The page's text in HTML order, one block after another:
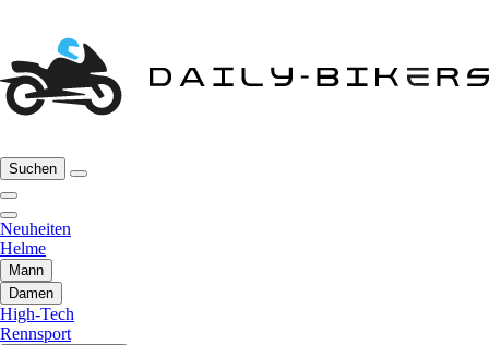
Suchen
Neuheiten
Helme
Mann
Damen
High-Tech
Rennsport